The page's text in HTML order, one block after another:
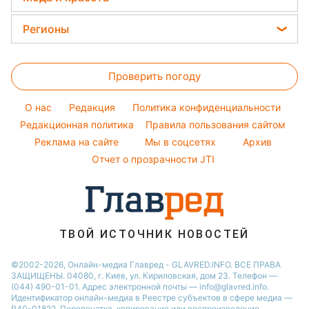
Алла Пугачева
Максим Галкин
Комнатные растения
Тарифы
Курс валют
Магнитные бури
Погода на сегодня
Погода на завтра
Женские стрижки
Окрашивание волос
Красивый маникюр
Модные ошибки
Новости моды
Советы от Андре Тана
Регионы
Новости Полтавы
Новости Сум
Новости Львова
Новости Черкассы
Новости Днепра
Новости Ровно
Новости Тернополя
Новости Запорожья
Новости Одессы
Проверить погоду
O нас Редакция
Политика конфиденциальности
Редакционная политика
Правила пользования сайтом
Реклама на сайте
Мы в соцсетях
Архив
Отчет о прозрачности JTI
ТВОЙ ИСТОЧНИК НОВОСТЕЙ
©2002-2026, Онлайн-медиа Главред - GLAVRED.INFO. ВСЕ ПРАВА
ЗАЩИЩЕНЫ. 04080, г. Киев, ул. Кириловская, дом 23. Телефон —
(044) 490-01-01. Адрес электронной почты — info@glavred.info.
Идентификатор онлайн-медиа в Реестре cубъектов в сфере медиа —